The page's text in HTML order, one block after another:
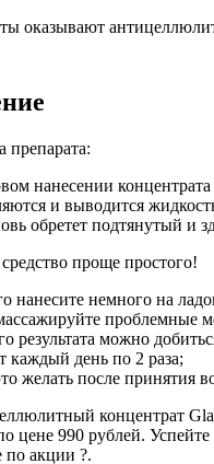
оказывают
препарата:
нанесении
и выводится
обретет подтянутый и
проще простого!
нанесите немного на
проблемные
результата можно
каждый день по 2 раза;
желать после принятия
концентрат
цене 990 рублей. Успейте
по акции ?.